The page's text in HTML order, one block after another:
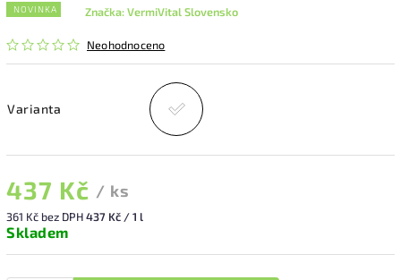
NOVINKA
Neohodnoceno
Značka:VermiVital Slovensko
Varianta
437 Kč / ks
361 Kč bez DPH437 Kč / 1 l
Skladem